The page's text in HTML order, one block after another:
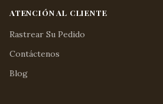
ATENCIÓN AL CLIENTE
Rastrear Su Pedido
Contáctenos
Blog